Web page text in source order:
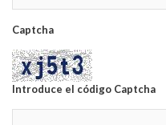
Captcha
Introduce el código Captcha